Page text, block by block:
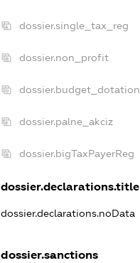
dossier.single_tax_reg
dossier.non_profit
dossier.budget_dotation
dossier.palne_akciz
dossier.bigTaxPayerReg
dossier.declarations.title
dossier.declarations.noData
dossier.sanctions